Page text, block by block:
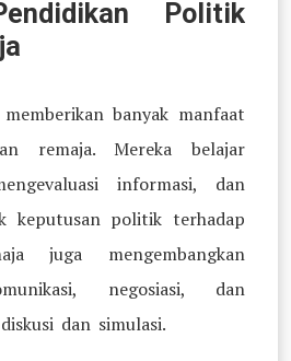
Politik
banyak manfaat
remaja. Mereka belajar
informasi, dan
keputusan politik terhadap
juga mengembangkan
negosiasi, dan
dan simulasi.